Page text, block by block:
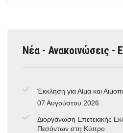
Νέα - Ανακοινώσεις -
Έκκληση για Αίμα και
07 Αυγούστου 2026
Διοργάνωση Επετειακής
Πεσόντων στη Κύπρο